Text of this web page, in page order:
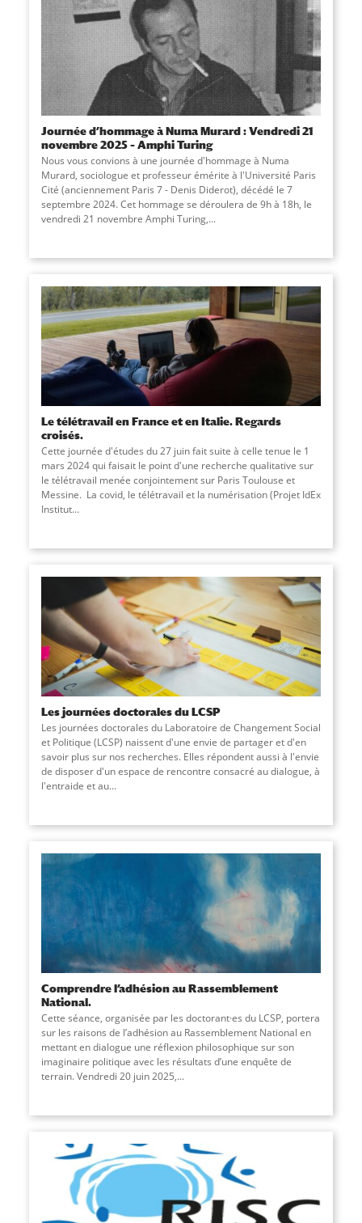
Journée d’hommage à Numa Murard : Vendredi 21
novembre 2025 – Amphi Turing
Nous vous convions à une journée d'hommage à Numa
Murard, sociologue et professeur émérite à l'Université Paris
Cité (anciennement Paris 7 - Denis Diderot), décédé le 7
septembre 2024. Cet hommage se déroulera de 9h à 18h, le
vendredi 21 novembre Amphi Turing,...
Le télétravail en France et en Italie. Regards
croisés.
Cette journée d'études du 27 juin fait suite à celle tenue le 1
mars 2024 qui faisait le point d'une recherche qualitative sur
le télétravail menée conjointement sur Paris Toulouse et
Messine. La covid, le télétravail et la numérisation (Projet IdEx
Institut...
Les journées doctorales du LCSP
Les journées doctorales du Laboratoire de Changement Social
et Politique (LCSP) naissent d'une envie de partager et d'en
savoir plus sur nos recherches. Elles répondent aussi à l'envie
de disposer d'un espace de rencontre consacré au dialogue, à
l'entraide et au...
Comprendre l’adhésion au Rassemblement
National.
Cette séance, organisée par les doctorant·es du LCSP, portera
sur les raisons de l’adhésion au Rassemblement National en
mettant en dialogue une réflexion philosophique sur son
imaginaire politique avec les résultats d’une enquête de
terrain. Vendredi 20 juin 2025,...